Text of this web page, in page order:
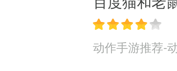
外增加1次机会。开通黄
前期后期主要
次机会。开通青铜VIP可
动作手游推荐-